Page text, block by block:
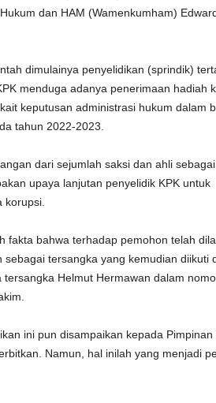
dan HAM (Wamenkumham)
dimulainya penyelidikan (sprindik)
menduga adanya penerimaan hadiah
keputusan administrasi hukum dalam
tahun 2022-2023.
dari sejumlah saksi dan ahli
upaya lanjutan penyelidik KPK untuk
korupsi.
fakta bahwa terhadap pemohon telah
tersangka yang kemudian diikuti
Helmut Hermawan dalam
ini pun disampaikan kepada Pimpinan
Namun, hal inilah yang menjadi